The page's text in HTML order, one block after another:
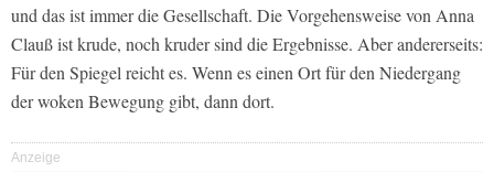
und das ist immer die Gesellschaft. Die Vorgehensweise von Anna
Clauß ist krude, noch kruder sind die Ergebnisse. Aber andererseits:
Für den Spiegel reicht es. Wenn es einen Ort für den Niedergang
der woken Bewegung gibt, dann dort.
Anzeige